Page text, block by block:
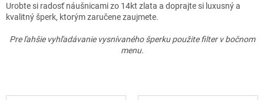
Urobte si radosť náušnicami zo 14kt zlata a doprajte si luxusný a
kvalitný šperk, ktorým zaručene zaujmete.
Pre ľahšie vyhľadávanie vysnívaného šperku použite filter v bočnom
menu.